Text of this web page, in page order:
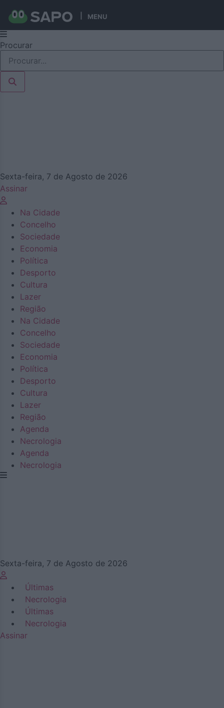
MENU
Pular
para
conteúdo
Procurar
Sexta-feira, 7 de Agosto de 2026
Assinar
Na Cidade
Concelho
Sociedade
Economia
Política
Desporto
Cultura
Lazer
Região
Na Cidade
Concelho
Sociedade
Economia
Política
Desporto
Cultura
Lazer
Região
Agenda
Necrologia
Agenda
Necrologia
Sexta-feira, 7 de Agosto de 2026
Últimas
Necrologia
Últimas
Necrologia
Assinar